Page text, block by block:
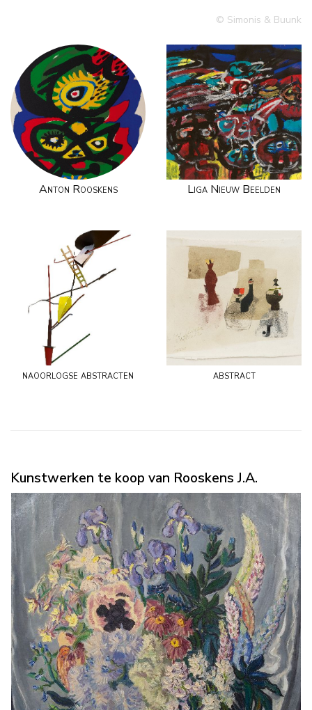
© Simonis & Buunk
Anton Rooskens Liga Nieuw Beelden
naoorlogse abstracten abstract
Kunstwerken te koop van Rooskens J.A.